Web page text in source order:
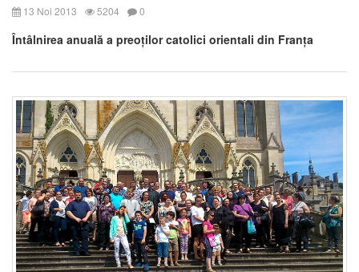
13 Noi 2013 5204 0
Întâlnirea anuală a preoților catolici orientali din Franța